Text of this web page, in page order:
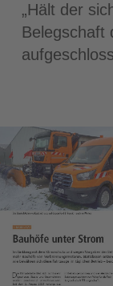
„Hält der
Belegschaft